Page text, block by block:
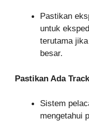
Pastikan
untuk
terutama
besar.
Pastikan Ada
Sistem
mengetahui